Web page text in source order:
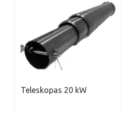
Teleskopas 20 kW